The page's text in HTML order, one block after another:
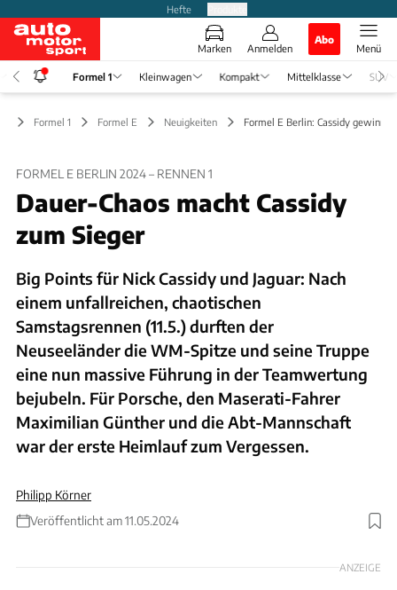
Hefte
Marken Anmelden
Abo
Menü
Formel 1 Kleinwagen Kompakt Mittelklasse SUV
Formel 1 Formel E Neuigkeiten Formel E Berlin: Cassidy gewinnt
FORMEL E BERLIN 2024 – RENNEN 1
Dauer-Chaos macht Cassidy
zum Sieger
Big Points für Nick Cassidy und Jaguar: Nach
einem unfallreichen, chaotischen
Samstagsrennen (11.5.) durften der
Neuseeländer die WM-Spitze und seine Truppe
eine nun massive Führung in der Teamwertung
bejubeln. Für Porsche, den Maserati-Fahrer
Maximilian Günther und die Abt-Mannschaft
war der erste Heimlauf zum Vergessen.
Philipp Körner
Veröffentlicht am 11.05.2024
Foto: Motorsport Images
ANZEIGE